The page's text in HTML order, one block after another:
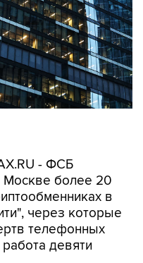
- ФСБ
Москве более 20
в
через которые
телефонных
девяти